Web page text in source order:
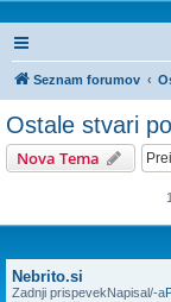
Seznam forumov
Ostale stvari
Nova Tema
Nebrito.si
Zadnji prispevekNapisal/-a